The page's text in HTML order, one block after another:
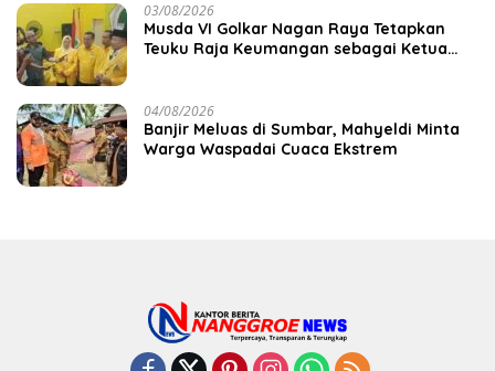
03/08/2026
Musda VI Golkar Nagan Raya Tetapkan
Teuku Raja Keumangan sebagai Ketua
04/08/2026
Banjir Meluas di Sumbar, Mahyeldi Minta
Warga Waspadai Cuaca Ekstrem